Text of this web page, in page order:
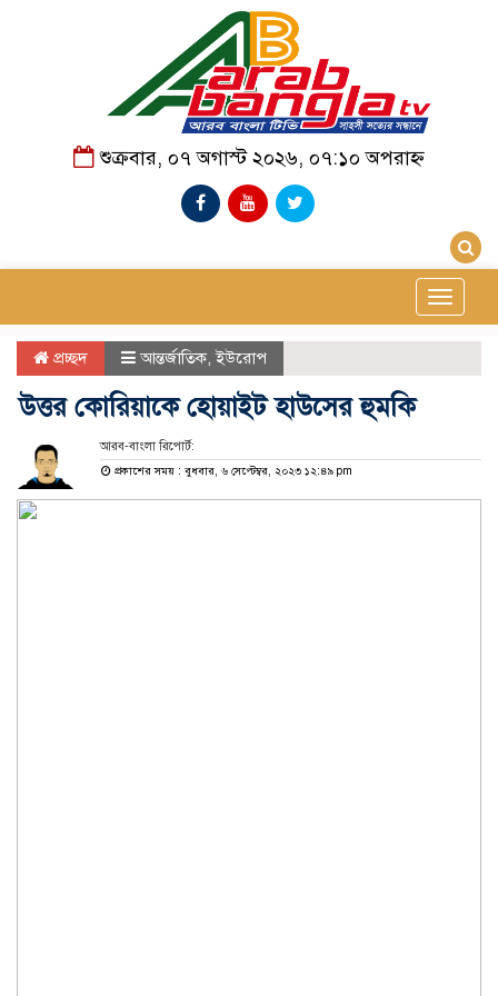
শুক্রবার, ০৭ অগাস্ট ২০২৬, ০৭:১০ অপরাহ্ন
Toggle
প্রচ্ছদ আন্তর্জাতিক,ইউরোপ
উত্তর কোরিয়াকে হোয়াইট হাউসের হুমকি
আরব-বাংলা রিপোর্ট:
প্রকাশের সময় : বুধবার, ৬ সেপ্টেম্বর, ২০২৩ ১২:৪৯ pm